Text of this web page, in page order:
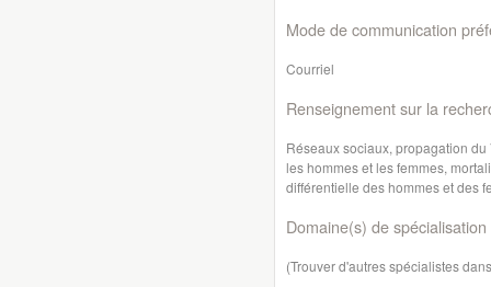
Mode de communication
Courriel
Renseignement sur la
Réseaux sociaux, propagation
les hommes et les femmes,
différentielle des hommes et des
Domaine(s) de spécialisation
(Trouver d'autres spécialistes